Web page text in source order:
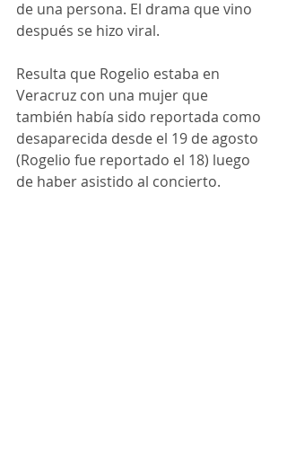
de una persona. El drama que vino
después se hizo viral.
Resulta que Rogelio estaba en
Veracruz con una mujer que
también había sido reportada como
desaparecida desde el 19 de agosto
(Rogelio fue reportado el 18) luego
de haber asistido al concierto.